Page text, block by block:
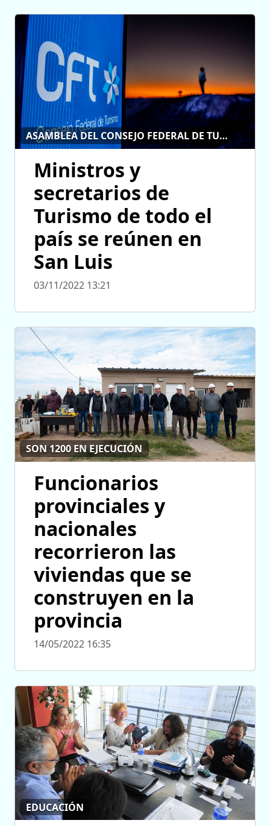
ASAMBLEA DEL CONSEJO FEDERAL DE TURISMO
Ministros y
secretarios de
Turismo de todo el
país se reúnen en
San Luis
03/11/2022 13:21
SON 1200 EN EJECUCIÓN
Funcionarios
provinciales y
nacionales
recorrieron las
viviendas que se
construyen en la
provincia
14/05/2022 16:35
EDUCACIÓN